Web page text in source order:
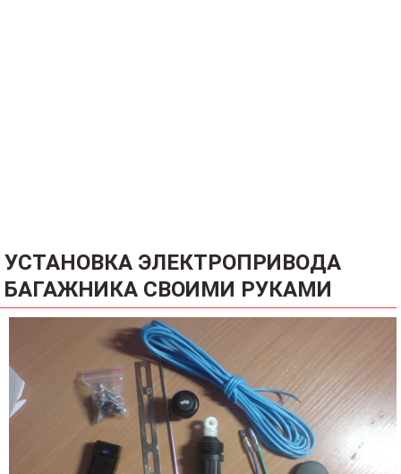
УСТАНОВКА ЭЛЕКТРОПРИВОДА
БАГАЖНИКА СВОИМИ РУКАМИ